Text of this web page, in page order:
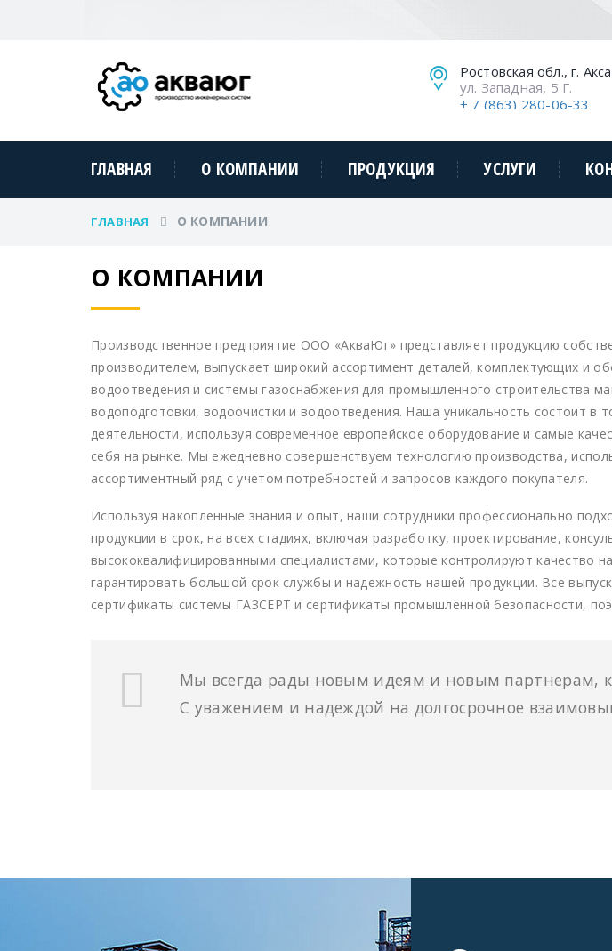
Ростовская обл., г.
ул. Западная, 5 Г.
+ 7 (863) 280-06-33
ГЛАВНАЯ О КОМПАНИИ ПРОДУКЦИЯ УСЛУГИ
ГЛАВНАЯ О КОМПАНИИ
О КОМПАНИИ
Производственное предприятие ООО «АкваЮг» представляет продукцию
производителем, выпускает широкий ассортимент деталей, комплектующих и
водоотведения и системы газоснабжения для промышленного строительства
водоподготовки, водоочистки и водоотведения. Наша уникальность состоит
деятельности, используя современное европейское оборудование и самые
себя на рынке. Мы ежедневно совершенствуем технологию производства,
ассортиментный ряд с учетом потребностей и запросов каждого покупателя.
Используя накопленные знания и опыт, наши сотрудники профессионально
продукции в срок, на всех стадиях, включая разработку, проектирование,
высококвалифицированными специалистами, которые контролируют качество
гарантировать большой срок службы и надежность нашей продукции. Все
сертификаты системы ГАЗСЕРТ и сертификаты промышленной безопасности,
Мы всегда рады новым идеям и новым партнерам,
С уважением и надеждой на долгосрочное